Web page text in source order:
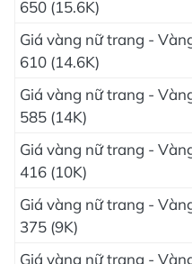
650 (15.6K)
Giá vàng nữ trang -
610 (14.6K)
Giá vàng nữ trang -
585 (14K)
Giá vàng nữ trang -
416 (10K)
Giá vàng nữ trang -
375 (9K)
Giá vàng nữ trang -